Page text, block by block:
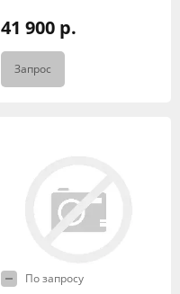
41 900 р.
Запрос
По запросу